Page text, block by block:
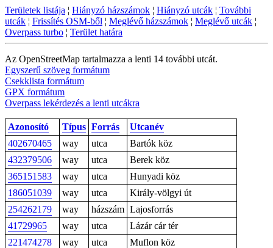
Területek listája ¦ Hiányzó házszámok ¦ Hiányzó utcák ¦ További
utcák ¦ Frissítés OSM-ből ¦ Meglévő házszámok ¦ Meglévő utcák ¦
Overpass turbo ¦ Terület határa
Az OpenStreetMap tartalmazza a lenti 14 további utcát.
Egyszerű szöveg formátum
Csekklista formátum
GPX formátum
Overpass lekérdezés a lenti utcákra
Azonosító Típus Forrás
Utcanév
402670465
way utca
Bartók köz
432379506
way utca
Berek köz
365151583
way utca
Hunyadi köz
186051039
way utca
Király-völgyi út
254262179
way házszám Lajosforrás
41729965
way utca
Lázár cár tér
221474278
way utca
Muflon köz